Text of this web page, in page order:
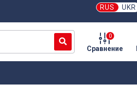
RUS UKR
0
Сравнение